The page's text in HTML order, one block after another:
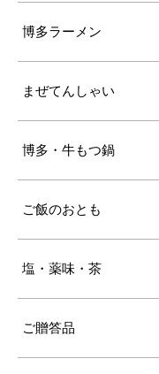
博多ラーメン
まぜてんしゃい
博多・牛もつ鍋
ご飯のおとも
塩・薬味・茶
ご贈答品